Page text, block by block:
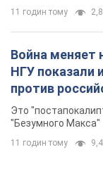
11 годин тому
Война меняет
НГУ показали
против
Фото
Это
"Безумного Макса"
11 годин тому